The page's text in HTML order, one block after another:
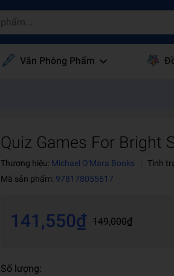
Văn Phòng Phẩm
Quiz Games For Bright
Thương hiệu: Michael O'Mara Books Tình
Mã sản phẩm: 978178055617
141,550₫ 149,000₫
Số lượng: